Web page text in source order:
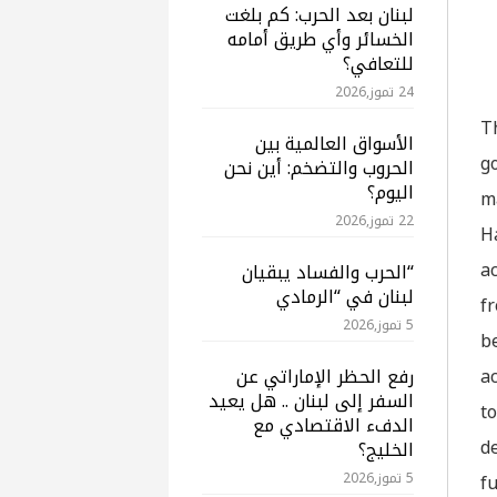
لبنان بعد الحرب: كم بلغت
الخسائر وأي طريق أمامه
للتعافي؟
24 تموز,2026
الأسواق العالمية بين
الحروب والتضخم: أين نحن
اليوم؟
22 تموز,2026
“الحرب والفساد يبقيان
لبنان في “الرمادي
5 تموز,2026
رفع الحظر الإماراتي عن
السفر إلى لبنان .. هل يعيد
الدفء الاقتصادي مع
الخليج؟
5 تموز,2026